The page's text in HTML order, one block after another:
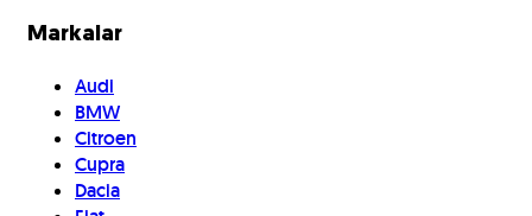
Markalar
Audi
BMW
Citroen
Cupra
Dacia